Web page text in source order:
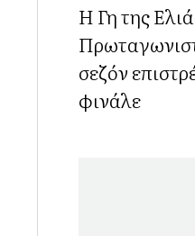
Η Γη της
σεζόν
φινάλε